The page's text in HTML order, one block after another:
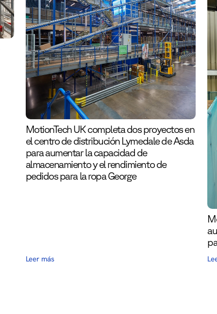
MotionTech UK completa dos proyectos en
el centro de distribución Lymedale de Asda
para aumentar la capacidad de
almacenamiento y el rendimiento de
pedidos para la ropa George
Leer más